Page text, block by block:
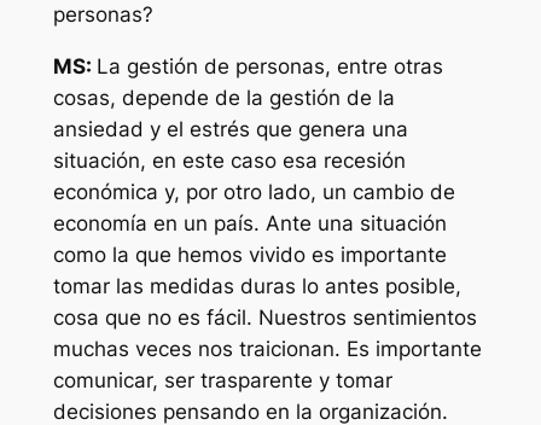
personas?
MS: La gestión de personas, entre otras
cosas, depende de la gestión de la
ansiedad y el estrés que genera una
situación, en este caso esa recesión
económica y, por otro lado, un cambio de
economía en un país. Ante una situación
como la que hemos vivido es importante
tomar las medidas duras lo antes posible,
cosa que no es fácil. Nuestros sentimientos
muchas veces nos traicionan. Es importante
comunicar, ser trasparente y tomar
decisiones pensando en la organización.